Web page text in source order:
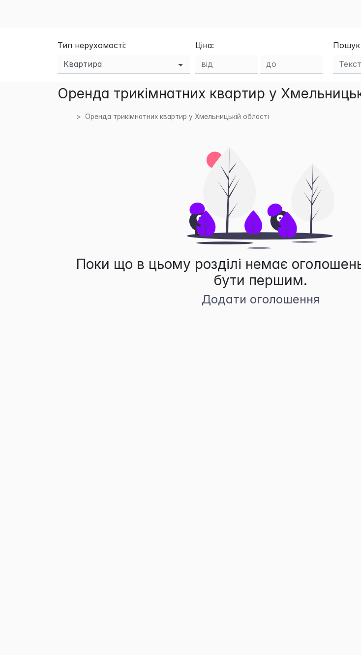
Тип нерухомості: Ціна: Пошук
Оренда трикімнатних квартир у
Оренда трикімнатних квартир у Хмельницькій області
Поки що в цьому розділі немає
бути першим.
Додати оголошення